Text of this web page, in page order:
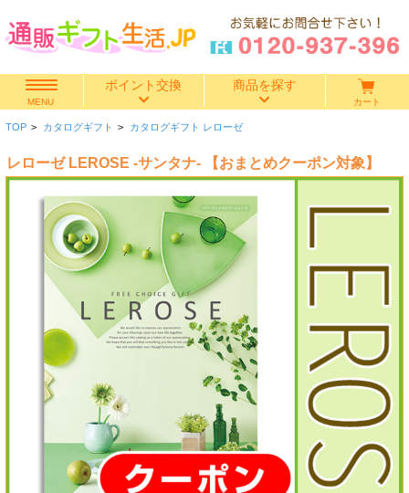
MENU
ポイント交換 商品を探す
快気祝い
香典返し
出産内祝い
結婚内祝い
結婚引き出物
出産祝い
カート
TOP > カタログギフト > カタログギフト レローゼ
レローゼ LEROSE -サンタナ- 【おまとめクーポン対象】